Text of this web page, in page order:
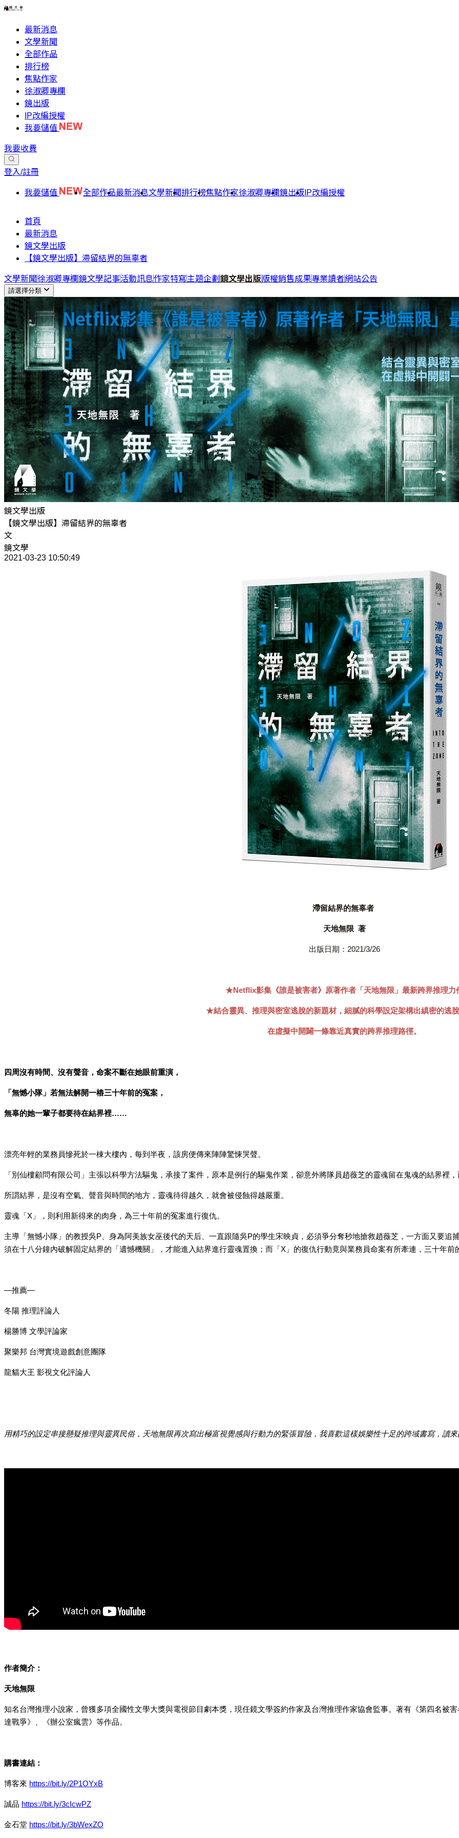
最新消息
文學新聞
全部作品
排行榜
焦點作家
徐淑卿專欄
鏡出版
IP改編授權
我要儲值
我要收費
登入/註冊
我要儲值 全部作品最新消息文學新聞排行榜焦點作家徐淑卿專欄鏡出版 IP改編授權
首頁
最新消息
鏡文學出版
【鏡文學出版】滯留結界的無辜者
文學新聞徐淑卿專欄鏡文學記事活動訊息作家特寫主題企劃 鏡文學出版版權銷售成果專業讀者網站公告
請選擇分類
鏡文學出版
【鏡文學出版】滯留結界的無辜者
文
鏡文學
2021-03-23 10:50:49
滯留結界的無辜者
天地無限 著
出版日期：2021/3/26
★Netflix影集《誰是被害者》原著作者「天地無限」最新跨界推理力
★結合靈異、推理與密室逃脫的新題材，細膩的科學設定架構出縝密的逃脫
在虛擬中開闢一條靠近真實的跨界推理路徑。
四周沒有時間、沒有聲音，命案不斷在她眼前重演，
「無憾小隊」若無法解開一樁三十年前的冤案，
無辜的她一輩子都要待在結界裡……
漂亮年輕的業務員慘死於一棟大樓內，每到半夜，該房便傳來陣陣驚悚哭聲。
「別仙樓顧問有限公司」主張以科學方法驅鬼，承接了案件，原本是例行的驅鬼作業，卻意外將隊員趙薇芝的靈魂留在鬼魂的結界裡
所謂結界，是沒有空氣、聲音與時間的地方，靈魂待得越久，就會被侵蝕得越嚴重。
靈魂「X」，則利用新得來的肉身，為三十年前的冤案進行復仇。
主導「無憾小隊」的教授吳P、身為阿美族女巫後代的天后、一直跟隨吳P的學生宋映貞，必須爭分奪秒地搶救趙薇芝，一方面又要
須在十八分鐘內破解固定結界的「遺憾機關」，才能進入結界進行靈魂置換；而「X」的復仇行動竟與業務員命案有所牽連，三十年前
—推薦—
冬陽 推理評論人
楊勝博 文學評論家
聚樂邦 台灣實境遊戲創意團隊
龍貓大王 影視文化評論人
用精巧的設定串接懸疑推理與靈異民俗，天地無限再次寫出極富視覺感與行動力的緊張冒險，我喜歡這樣娛樂性十足的跨域書寫，讀
作者簡介：
天地無限
知名台灣推理小說家，曾獲多項全國性文學大獎與電視節目劇本獎，現任鏡文學簽約作家及台灣推理作家協會監事。著有《第四名被
達戰爭》、《辦公室瘋雲》等作品。
購書連結：
博客來 https://bit.ly/2P1OYxB
誠品 https://bit.ly/3cIcwPZ
金石堂 https://bit.ly/3bWexZO